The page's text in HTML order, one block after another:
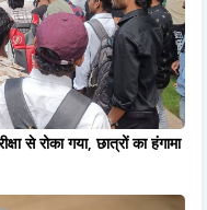
से रोका गया, छात्रों का हंगामा